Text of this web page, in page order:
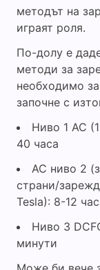
методът на
играят роля.
По-долу е
методи за
необходимо
започне с
Ниво 1 AC
40 часа
AC ниво 2
страни/
Tesla): 8-12
Ниво 3
минути